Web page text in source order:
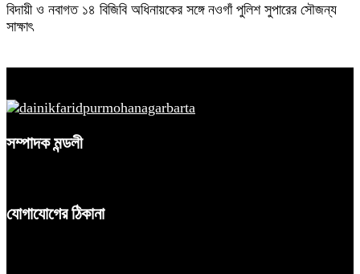
বিদায়ী ও নবাগত ১৪ বিজিবি অধিনায়কের সঙ্গে নওগাঁ পুলিশ সুপারের সৌজন্য
সাক্ষাৎ
সম্পাদক মন্ডলী
যোগাযোগের ঠিকানা